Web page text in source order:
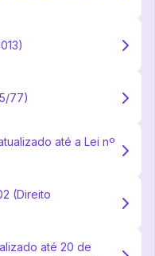
77)
até a Lei nº
(Direito
até 20 de